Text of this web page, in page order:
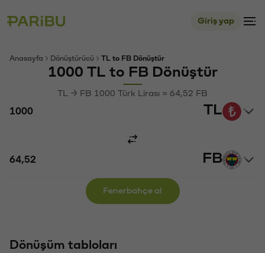
Giriş yap
Anasayfa Dönüştürücü TL to FB Dönüştür
1000 TL to FB Dönüştür
TL → FB 1000 Türk Lirası ≈ 64,52 FB
TL
FB
Fenerbahçe al
Dönüşüm tabloları